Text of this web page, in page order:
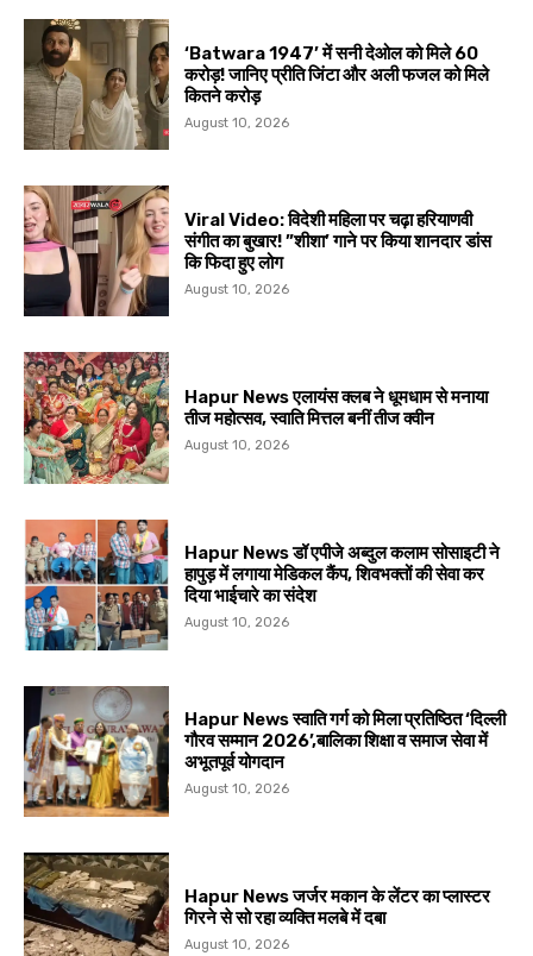
‘Batwara 1947’ में सनी देओल को मिले ₹60
करोड़! जानिए प्रीति जिंटा और अली फजल को मिले
कितने करोड़
August 10, 2026
Viral Video: विदेशी महिला पर चढ़ा हरियाणवी
संगीत का बुखार! ”शीशा’ गाने पर किया शानदार डांस
कि फिदा हुए लोग
August 10, 2026
Hapur News एलायंस क्लब ने धूमधाम से मनाया
तीज महोत्सव, स्वाति मित्तल बनीं तीज क्वीन
August 10, 2026
Hapur News डॉ एपीजे अब्दुल कलाम सोसाइटी ने
हापुड़ में लगाया मेडिकल कैंप, शिवभक्तों की सेवा कर
दिया भाईचारे का संदेश
August 10, 2026
Hapur News स्वाति गर्ग को मिला प्रतिष्ठित ‘दिल्ली
गौरव सम्मान 2026’,बालिका शिक्षा व समाज सेवा में
अभूतपूर्व योगदान
August 10, 2026
Hapur News जर्जर मकान के लेंटर का प्लास्टर
गिरने से सो रहा व्यक्ति मलबे में दबा
August 10, 2026